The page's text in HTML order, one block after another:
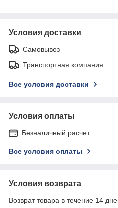
Условия доставки
Самовывоз
Транспортная компания
Все условия доставки
Условия оплаты
Безналичный расчет
Все условия оплаты
Условия возврата
Возврат товара в течение 14